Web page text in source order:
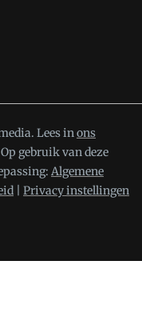
Lees inons
gebruik van deze
Algemene
Privacy instellingen